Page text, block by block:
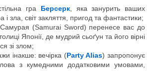
гра Берсерк, яка занурить ваших
і зла, світ закляття, пригод та фантастики;
(Samurai Sword) перенесе вас до
Японії, де мудрий сьоґун та його вірні
зі злом;
інакше: вечірка (Party Alias) запропонує
з кумедними додатковими умовами,